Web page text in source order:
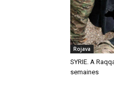
Rojava
SYRIE. A
semaines